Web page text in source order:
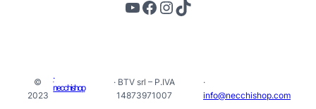
YouTube Facebook InstagramTikTok
©
2023
·
necchishop
· BTV srl – P.IVA
14873971007
·
info@necchishop.com